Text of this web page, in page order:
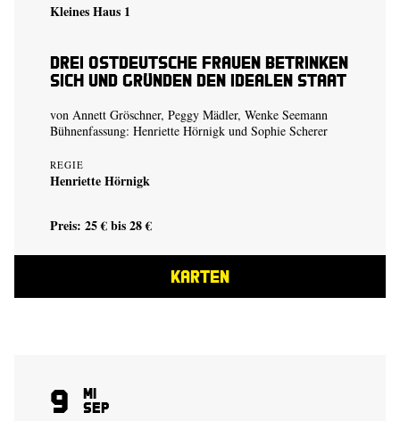
Kleines Haus 1
Drei ostdeutsche Frauen betrinken
sich und gründen den idealen Staat
von Annett Gröschner, Peggy Mädler, Wenke Seemann
Bühnenfassung: Henriette Hörnigk und Sophie Scherer
REGIE
Henriette Hörnigk
Preis: 25 € bis 28 €
KARTEN
9 Mi
Sep